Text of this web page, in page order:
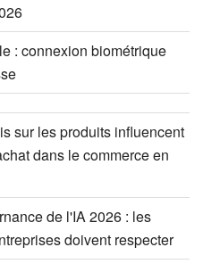
: connexion biométrique
sur les produits influencent
dans le commerce en
de l'IA 2026 : les
doivent respecter